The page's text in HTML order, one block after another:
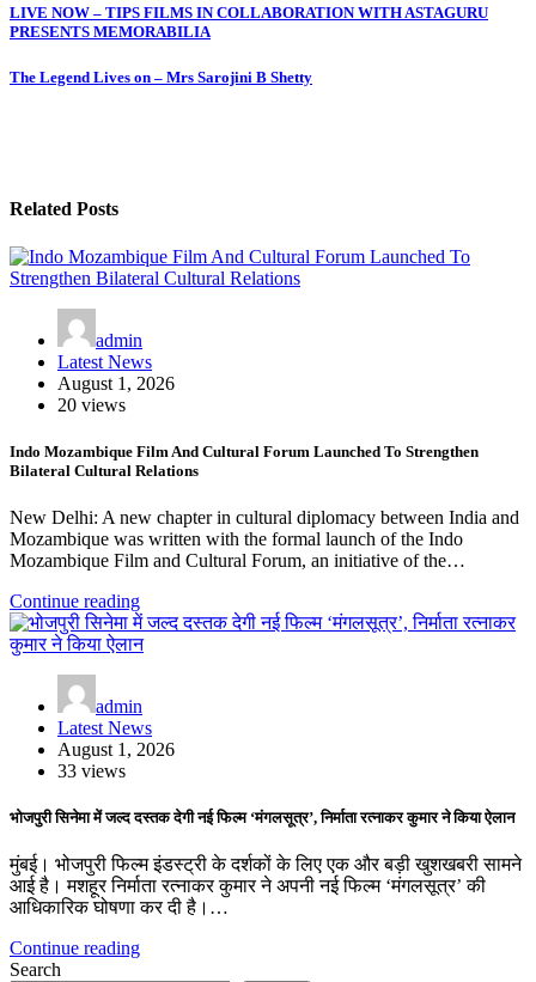
Post
navigation
LIVE NOW – TIPS FILMS IN COLLABORATION WITH ASTAGURU
PRESENTS MEMORABILIA
The Legend Lives on – Mrs Sarojini B Shetty
Related Posts
admin
Latest News
August 1, 2026
20 views
Indo Mozambique Film And Cultural Forum Launched To Strengthen
Bilateral Cultural Relations
New Delhi: A new chapter in cultural diplomacy between India and
Mozambique was written with the formal launch of the Indo
Mozambique Film and Cultural Forum, an initiative of the…
Continue reading
admin
Latest News
August 1, 2026
33 views
भोजपुरी सिनेमा में जल्द दस्तक देगी नई फिल्म ‘मंगलसूत्र’, निर्माता रत्नाकर कुमार ने किया ऐलान
मुंबई। भोजपुरी फिल्म इंडस्ट्री के दर्शकों के लिए एक और बड़ी खुशखबरी सामने
आई है। मशहूर निर्माता रत्नाकर कुमार ने अपनी नई फिल्म ‘मंगलसूत्र’ की
आधिकारिक घोषणा कर दी है।…
Continue reading
Search